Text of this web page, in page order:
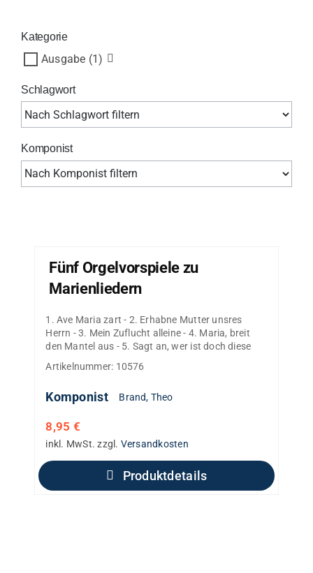
Fünf Orgelvorspiele zu
Marienliedern
1. Ave Maria zart - 2. Erhabne Mutter unsres
Herrn - 3. Mein Zuflucht alleine - 4. Maria, breit
den Mantel aus - 5. Sagt an, wer ist doch diese
Artikelnummer: 10576
Komponist Brand, Theo
8,95 €
inkl. MwSt. zzgl. Versandkosten
Produktdetails
Kategorie
Ausgabe (1)
Schlagwort
Komponist